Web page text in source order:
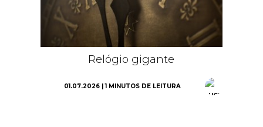
Relógio gigante
01.07.2026 | 1 MINUTOS DE LEITURA